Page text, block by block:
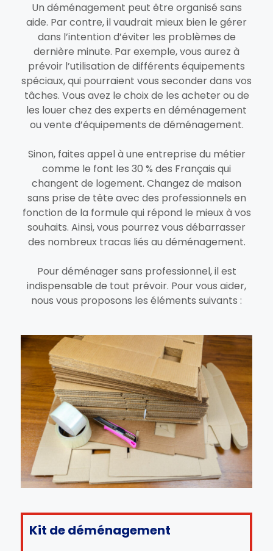
Un déménagement peut être organisé sans
aide. Par contre, il vaudrait mieux bien le gérer
dans l’intention d’éviter les problèmes de
dernière minute. Par exemple, vous aurez à
prévoir l’utilisation de différents équipements
spéciaux, qui pourraient vous seconder dans vos
tâches. Vous avez le choix de les acheter ou de
les louer chez des experts en déménagement
ou vente d’équipements de déménagement.
Sinon, faites appel à une entreprise du métier
comme le font les 30 % des Français qui
changent de logement. Changez de maison
sans prise de tête avec des professionnels en
fonction de la formule qui répond le mieux à vos
souhaits. Ainsi, vous pourrez vous débarrasser
des nombreux tracas liés au déménagement.
Pour déménager sans professionnel, il est
indispensable de tout prévoir. Pour vous aider,
nous vous proposons les éléments suivants :
Kit de déménagement